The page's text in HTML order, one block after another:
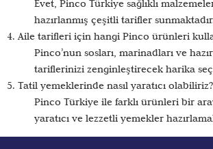
Evet, Pinco Türkiye sağlıklı
hazırlanmış çeşitli tarifler
4. Aile tarifleri için hangi Pinco ürünleri
Pinco’nun sosları, marinadları ve
tariflerinizi zenginleştirecek harika
5. Tatil yemeklerinde nasıl yaratıcı olabiliriz?
Pinco Türkiye ile farklı ürünleri bir
yaratıcı ve lezzetli yemekler